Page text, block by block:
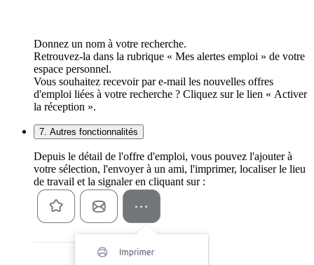
Donnez un nom à votre recherche.
Retrouvez-la dans la rubrique « Mes alertes emploi » de votre
espace personnel.
Vous souhaitez recevoir par e-mail les nouvelles offres
d'emploi liées à votre recherche ? Cliquez sur le lien « Activer
la réception ».
7. Autres fonctionnalités
Depuis le détail de l'offre d'emploi, vous pouvez l'ajouter à
votre sélection, l'envoyer à un ami, l'imprimer, localiser le lieu
de travail et la signaler en cliquant sur :